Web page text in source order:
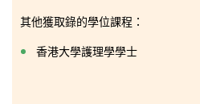
其他獲取錄的學位課程：
香港大學護理學學士